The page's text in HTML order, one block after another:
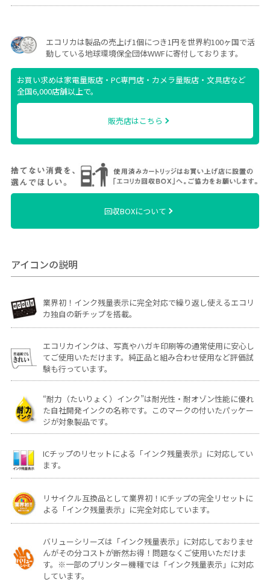
エコリカは製品の売上げ1個につき1円を世界約100ヶ国で活
動している地球環境保全団体WWFに寄付しております。
お買い求めは家電量販店・PC専門店・カメラ量販店・文具店など
全国6,000店舗以上で。
販売店はこちら
回収BOXについて
アイコンの説明
業界初！インク残量表示に完全対応で繰り返し使えるエコリ
カ独自の新チップを搭載。
エコリカインクは、写真やハガキ印刷等の通常使用に安心し
てご使用いただけます。純正品と組み合わせ使用など評価試
験も行っています。
“耐力（たいりょく）インク”は耐光性・耐オゾン性能に優れ
た自社開発インクの名称です。このマークの付いたパッケー
ジが対象製品です。
ICチップのリセットによる「インク残量表示」に対応してい
ます。
リサイクル互換品として業界初！ICチップの完全リセットに
よる「インク残量表示」に完全対応しています。
バリューシリーズは「インク残量表示」に対応しておりませ
んがその分コストが断然お得！問題なくご使用いただけま
す。※一部のプリンター機種では「インク残量表示」に対応
しています。